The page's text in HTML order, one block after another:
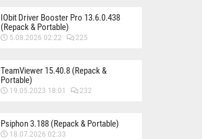
IObit Driver Booster Pro 13.6.0.438
(Repack & Portable)
5.08.2026 02:22 225
TeamViewer 15.40.8 (Repack &
Portable)
19.05.2023 18:01 232
Psiphon 3.188 (Repack & Portable)
18.07.2026 02:33